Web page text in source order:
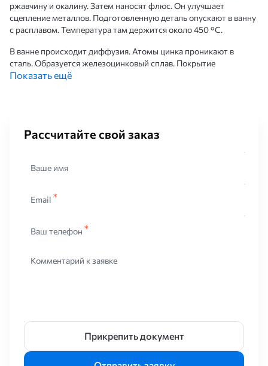
ржавчину и окалину. Затем наносят флюс. Он улучшает
сцепление металлов. Подготовленную деталь опускают в ванну
с расплавом. Температура там держится около 450 °C.
В ванне происходит диффузия. Атомы цинка проникают в
сталь. Образуется железоцинковый сплав. Покрытие
становится частью металла. Оно не отслаивается при ударах.
метод надежнее. Он создает монолитную структуру. Скрытые
затекает везде. Поэтому горячеоцинкованный прокат служит
дольше.
Размеры и стандарты ГОСТ
равнополочные уголки. Ширина полки стартует от 20 мм.
Иногда нужен неравнополочный профиль. Тут действует ГОСТ
8510-86. Такие детали ставят в узлы с неравномерной
нагрузкой. Также есть гнутый профиль. Его делают из стальной
Показать ещё
Рассчитайте свой заказ
Ваше имя
Email
Ваш телефон
Комментарий к заявке
Прикрепить документ